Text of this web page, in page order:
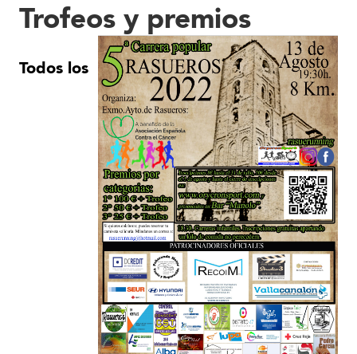
Trofeos y premios
Todos los